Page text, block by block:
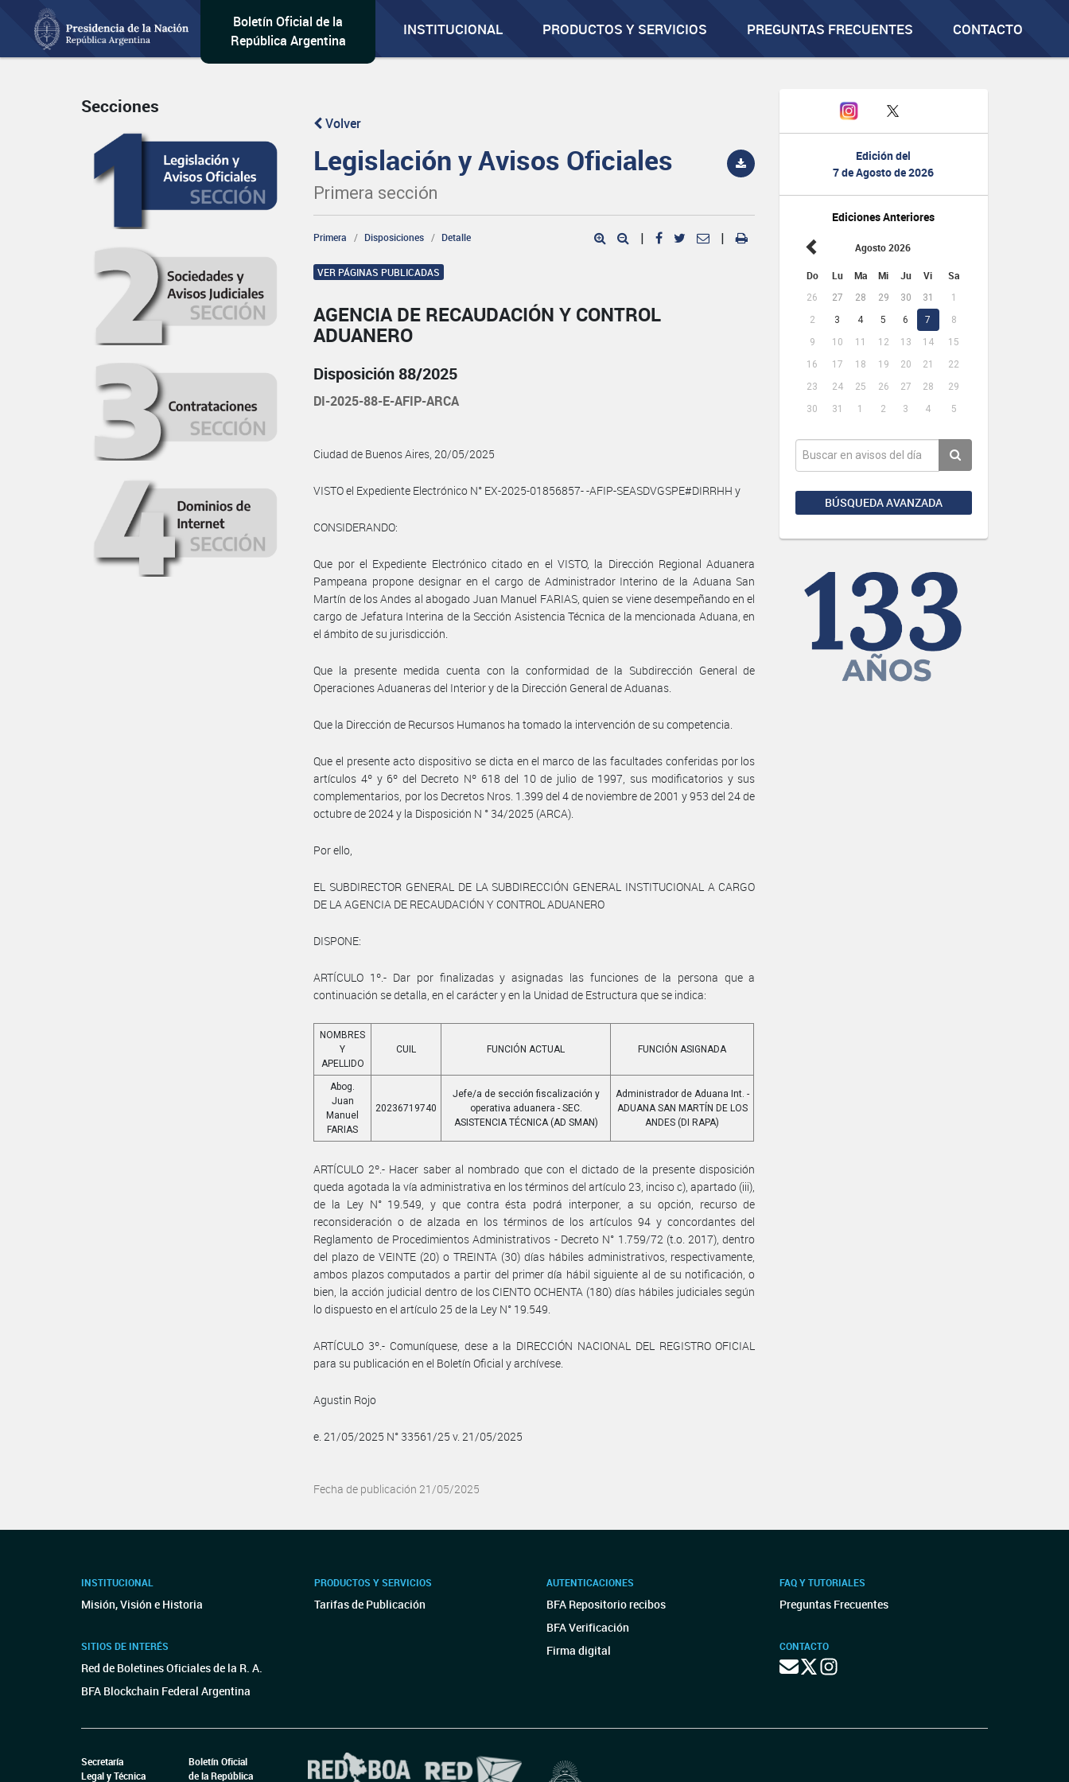
Boletín Oficial de la
República Argentina
INSTITUCIONAL PRODUCTOS Y SERVICIOS PREGUNTAS FRECUENTES CONTACTO
Edición del
7 de Agosto de 2026
Ediciones Anteriores
Agosto 2026
Do Lu Ma Mi Ju Vi Sa
26 27 28 29 30 31
1
2
3 4 5 6 7
8
9
10 11 12 13 14
15
16
17 18 19 20 21
22
23
24 25 26 27 28
29
30
31 1 2 3 4 5
BÚSQUEDA AVANZADA
Secciones
Volver
Legislación y Avisos Oficiales
Primera sección
Primera Disposiciones Detalle | |
VER PÁGINAS PUBLICADAS
AGENCIA DE RECAUDACIÓN Y CONTROL
ADUANERO
Disposición 88/2025
DI-2025-88-E-AFIP-ARCA
Ciudad de Buenos Aires, 20/05/2025
VISTO el Expediente Electrónico N° EX-2025-01856857- -AFIP-SEASDVGSPE#DIRRHH y
CONSIDERANDO:
Que por el Expediente Electrónico citado en el VISTO, la Dirección Regional Aduanera
Pampeana propone designar en el cargo de Administrador Interino de la Aduana San
Martín de los Andes al abogado Juan Manuel FARIAS, quien se viene desempeñando en el
cargo de Jefatura Interina de la Sección Asistencia Técnica de la mencionada Aduana, en
el ámbito de su jurisdicción.
Que la presente medida cuenta con la conformidad de la Subdirección General de
Operaciones Aduaneras del Interior y de la Dirección General de Aduanas.
Que la Dirección de Recursos Humanos ha tomado la intervención de su competencia.
Que el presente acto dispositivo se dicta en el marco de las facultades conferidas por los
artículos 4º y 6º del Decreto Nº 618 del 10 de julio de 1997, sus modificatorios y sus
complementarios, por los Decretos Nros. 1.399 del 4 de noviembre de 2001 y 953 del 24 de
octubre de 2024 y la Disposición N ° 34/2025 (ARCA).
Por ello,
EL SUBDIRECTOR GENERAL DE LA SUBDIRECCIÓN GENERAL INSTITUCIONAL A CARGO
DE LA AGENCIA DE RECAUDACIÓN Y CONTROL ADUANERO
DISPONE:
ARTÍCULO 1º.- Dar por finalizadas y asignadas las funciones de la persona que a
continuación se detalla, en el carácter y en la Unidad de Estructura que se indica:
NOMBRES
Y
APELLIDO
CUIL FUNCIÓN ACTUAL FUNCIÓN ASIGNADA
Abog.
Juan
Manuel
FARIAS
20236719740
Jefe/a de sección fiscalización y
operativa aduanera - SEC.
ASISTENCIA TÉCNICA (AD SMAN)
Administrador de Aduana Int. -
ADUANA SAN MARTÍN DE LOS
ANDES (DI RAPA)
ARTÍCULO 2º.- Hacer saber al nombrado que con el dictado de la presente disposición
queda agotada la vía administrativa en los términos del artículo 23, inciso c), apartado (iii),
de la Ley N° 19.549, y que contra ésta podrá interponer, a su opción, recurso de
reconsideración o de alzada en los términos de los artículos 94 y concordantes del
Reglamento de Procedimientos Administrativos - Decreto N° 1.759/72 (t.o. 2017), dentro
del plazo de VEINTE (20) o TREINTA (30) días hábiles administrativos, respectivamente,
ambos plazos computados a partir del primer día hábil siguiente al de su notificación, o
bien, la acción judicial dentro de los CIENTO OCHENTA (180) días hábiles judiciales según
lo dispuesto en el artículo 25 de la Ley N° 19.549.
ARTÍCULO 3º.- Comuníquese, dese a la DIRECCIÓN NACIONAL DEL REGISTRO OFICIAL
para su publicación en el Boletín Oficial y archívese.
Agustin Rojo
e. 21/05/2025 N° 33561/25 v. 21/05/2025
Fecha de publicación 21/05/2025
INSTITUCIONAL
Misión, Visión e Historia
SITIOS DE INTERÉS
Red de Boletines Oficiales de la R. A.
BFA Blockchain Federal Argentina
PRODUCTOS Y SERVICIOS
Tarifas de Publicación
AUTENTICACIONES
BFA Repositorio recibos
BFA Verificación
Firma digital
FAQ Y TUTORIALES
Preguntas Frecuentes
CONTACTO
Secretaría
Legal y Técnica
Boletín Oficial
de la República